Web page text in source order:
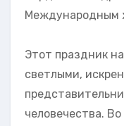
Международным
Этот праздник
светлыми,
человечества.